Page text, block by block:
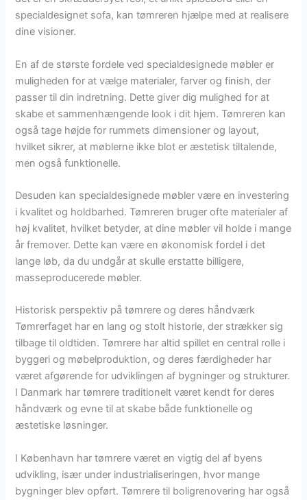
specialdesignet sofa, kan tømreren hjælpe med at realisere
dine visioner.
En af de største fordele ved specialdesignede møbler er
muligheden for at vælge materialer, farver og finish, der
passer til din indretning. Dette giver dig mulighed for at
skabe et sammenhængende look i dit hjem. Tømreren kan
også tage højde for rummets dimensioner og layout,
hvilket sikrer, at møblerne ikke blot er æstetisk tiltalende,
men også funktionelle.
Desuden kan specialdesignede møbler være en investering
i kvalitet og holdbarhed. Tømreren bruger ofte materialer af
høj kvalitet, hvilket betyder, at dine møbler vil holde i mange
år fremover. Dette kan være en økonomisk fordel i det
lange løb, da du undgår at skulle erstatte billigere,
masseproducerede møbler.
Historisk perspektiv på tømrere og deres håndværk
Tømrerfaget har en lang og stolt historie, der strækker sig
tilbage til oldtiden. Tømrere har altid spillet en central rolle i
byggeri og møbelproduktion, og deres færdigheder har
været afgørende for udviklingen af bygninger og strukturer.
I Danmark har tømrere traditionelt været kendt for deres
håndværk og evne til at skabe både funktionelle og
æstetiske løsninger.
I København har tømrere været en vigtig del af byens
udvikling, især under industrialiseringen, hvor mange
bygninger blev opført. Tømrere til boligrenovering har også